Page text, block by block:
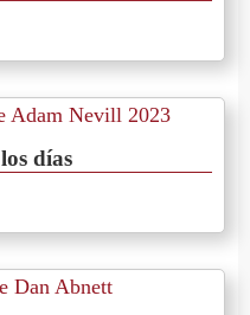
días